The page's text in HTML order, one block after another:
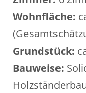
Wohnfläche:
Grundstück:
Bauweise: